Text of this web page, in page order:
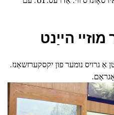
הייַנט
אַ גרויס נומער פון יקסקערזשאַנז.